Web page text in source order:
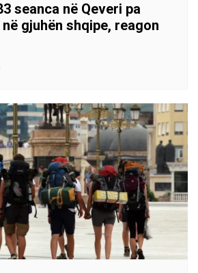
seanca në Qeveri pa
gjuhën shqipe, reagon